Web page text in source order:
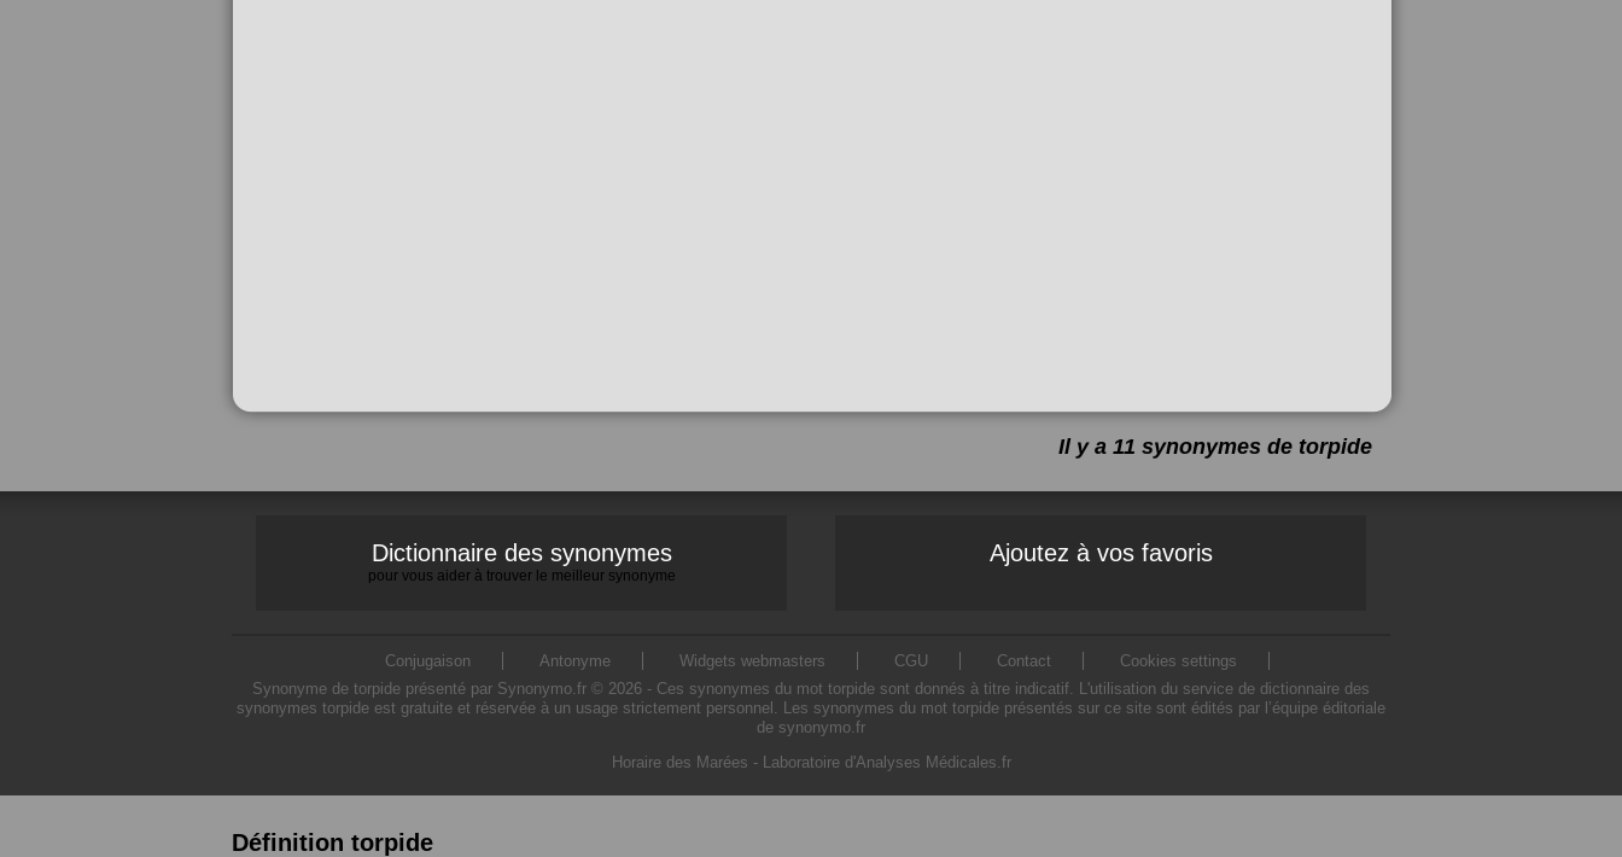
Il y a 11 synonymes de torpide
Dictionnaire des synonymes
pour vous aider à trouver le meilleur synonyme
Ajoutez à vos favoris
Conjugaison Antonyme Widgets webmasters CGU Contact
Cookies settings
Synonyme de torpide présenté par Synonymo.fr © 2026 - Ces synonymes du mot torpide sont donnés à titre indicatif. L'utilisation du service de dictionnaire des
synonymes torpide est gratuite et réservée à un usage strictement personnel. Les synonymes du mot torpide présentés sur ce site sont édités par l’équipe éditoriale
de synonymo.fr
Horaire des Marées - Laboratoire d'Analyses Médicales.fr
Définition torpide